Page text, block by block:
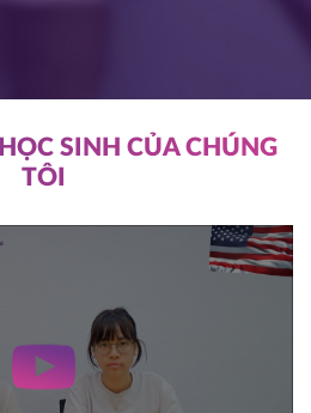
MISSOURI STATE
STATE UNIVERISTY
SINH CỦA CHÚNG
TÔI